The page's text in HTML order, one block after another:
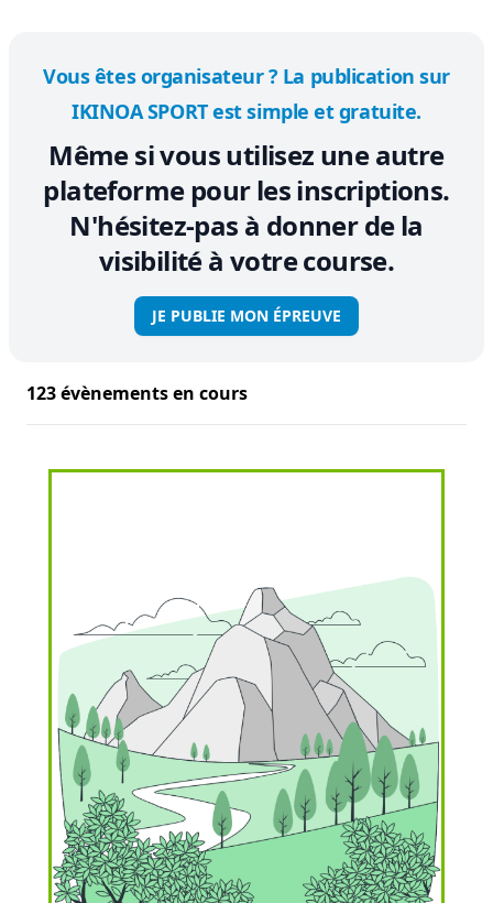
Vous êtes organisateur ? La publication sur
IKINOA SPORT est simple et gratuite.
Même si vous utilisez une autre
plateforme pour les inscriptions.
N'hésitez-pas à donner de la
visibilité à votre course.
JE PUBLIE MON ÉPREUVE
123 évènements en cours